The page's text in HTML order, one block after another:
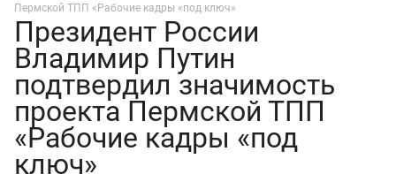
Пермской ТПП «Рабочие кадры «под ключ»
Президент России
Владимир Путин
подтвердил значимость
проекта Пермской ТПП
«Рабочие кадры «под
ключ»